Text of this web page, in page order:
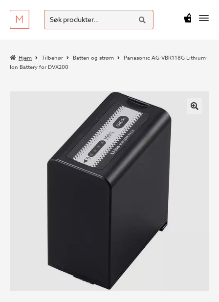
Hopp
til
Hopp
til
Søk
etter:
SØK
kr0
Hjem Tilbehør Batteri og strøm
Panasonic AG-VBR118G Lithium-
Ion Battery for DVX200